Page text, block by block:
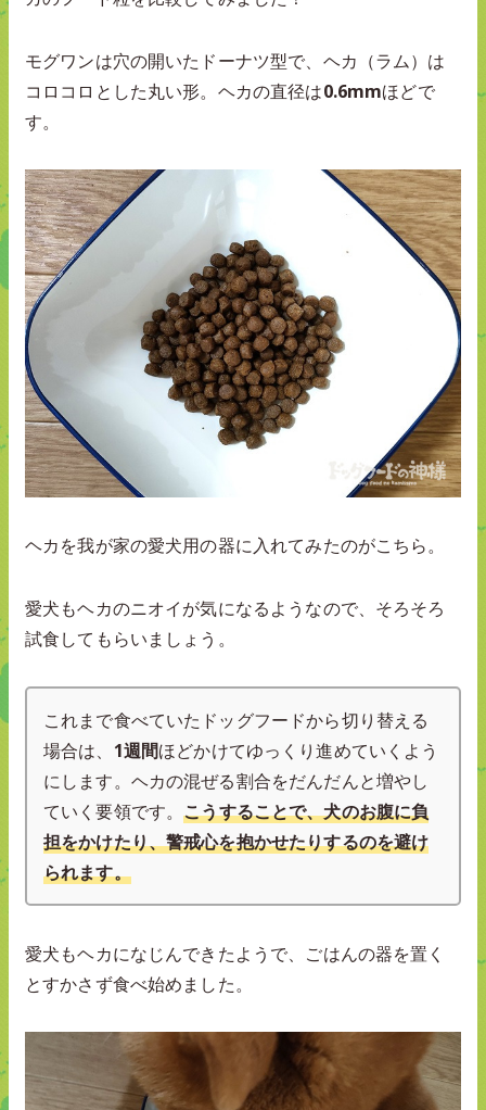
モグワンは穴の開いたドーナツ型で、ヘカ（ラム）は
コロコロとした丸い形。ヘカの直径は0.6mmほどで
す。
ヘカを我が家の愛犬用の器に入れてみたのがこちら。
愛犬もヘカのニオイが気になるようなので、そろそろ
試食してもらいましょう。
これまで食べていたドッグフードから切り替える
場合は、 1週間ほどかけてゆっくり進めていくよう
にします。ヘカの混ぜる割合をだんだんと増やし
ていく要領です。こうすることで、犬のお腹に負
担をかけたり、警戒心を抱かせたりするのを避け
られます。
愛犬もヘカになじんできたようで、ごはんの器を置く
とすかさず食べ始めました。